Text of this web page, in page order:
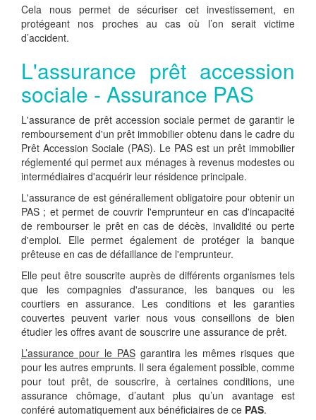
Cela nous permet de sécuriser cet investissement, en
protégeant nos proches au cas où l’on serait victime
d’accident.
L'assurance prêt accession
sociale - Assurance PAS
L'assurance de prêt accession sociale permet de garantir le
remboursement d'un prêt immobilier obtenu dans le cadre du
Prêt Accession Sociale (PAS). Le PAS est un prêt immobilier
réglementé qui permet aux ménages à revenus modestes ou
intermédiaires d'acquérir leur résidence principale.
L'assurance de est générallement obligatoire pour obtenir un
PAS ; et permet de couvrir l'emprunteur en cas d'incapacité
de rembourser le prêt en cas de décès, invalidité ou perte
d'emploi. Elle permet également de protéger la banque
prêteuse en cas de défaillance de l'emprunteur.
Elle peut être souscrite auprès de différents organismes tels
que les compagnies d'assurance, les banques ou les
courtiers en assurance. Les conditions et les garanties
couvertes peuvent varier nous vous conseillons de bien
étudier les offres avant de souscrire une assurance de prêt.
L’assurance pour le PASgarantira les mêmes risques que
pour les autres emprunts. Il sera également possible, comme
pour tout prêt, de souscrire, à certaines conditions, une
assurance chômage, d’autant plus qu’un avantage est
conféré automatiquement aux bénéficiaires de ce PAS.